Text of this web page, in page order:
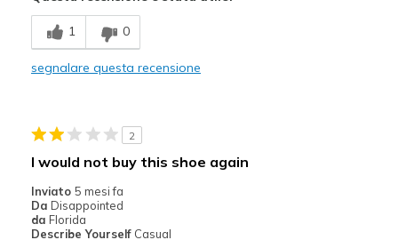
View On Shoes
Attractive Design
Breathe Well
Comfortable
Stylish
1 0
segnalare questa recensione
2
I would not buy this shoe again
Inviato 5 mesi fa
Da Disappointed
da Florida
Describe Yourself Casual